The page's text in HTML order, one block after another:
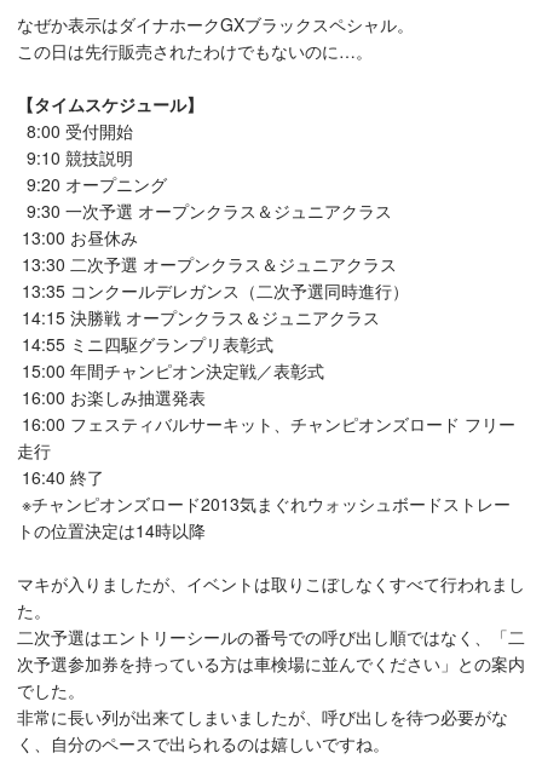
なぜか表示はダイナホークGXブラックスペシャル。
この日は先行販売されたわけでもないのに…。
【タイムスケジュール】
8:00 受付開始
9:10 競技説明
9:20 オープニング
9:30 一次予選 オープンクラス＆ジュニアクラス
13:00 お昼休み
13:30 二次予選 オープンクラス＆ジュニアクラス
13:35 コンクールデレガンス（二次予選同時進行）
14:15 決勝戦 オープンクラス＆ジュニアクラス
14:55 ミニ四駆グランプリ表彰式
15:00 年間チャンピオン決定戦／表彰式
16:00 お楽しみ抽選発表
16:00 フェスティバルサーキット、チャンピオンズロード フリー
走行
16:40 終了
※チャンピオンズロード2013気まぐれウォッシュボードストレー
トの位置決定は14時以降
マキが入りましたが、イベントは取りこぼしなくすべて行われまし
た。
二次予選はエントリーシールの番号での呼び出し順ではなく、「二
次予選参加券を持っている方は車検場に並んでください」との案内
でした。
非常に長い列が出来てしまいましたが、呼び出しを待つ必要がな
く、自分のペースで出られるのは嬉しいですね。